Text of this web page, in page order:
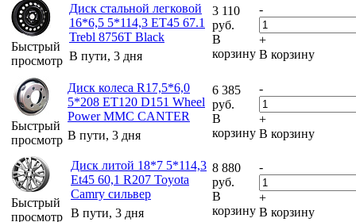
Быстрый
просмотр
Диск стальной легковой
16*6,5 5*114,3 ET45 67.1
Trebl 8756T Black
В пути, 3 дня
3 110
руб.
В
корзину
-
+
В корзину
Быстрый
просмотр
Диск колеса R17,5*6,0
5*208 ET120 D151 Wheel
Power MMC CANTER
В пути, 3 дня
6 385
руб.
В
корзину
-
+
В корзину
Быстрый
просмотр
Диск литой 18*7 5*114,3
Et45 60,1 R207 Toyota
Camry сильвер
В пути, 3 дня
8 880
руб.
В
корзину
-
+
В корзину